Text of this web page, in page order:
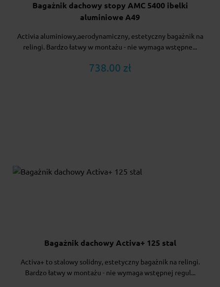
Bagażnik dachowy stopy AMC 5400 ibelki
aluminiowe A49
Activia aluminiowy,aerodynamiczny, estetyczny bagażnik na
relingi. Bardzo łatwy w montażu - nie wymaga wstępne...
738.00 zł
Bagażnik dachowy Activa+ 125 stal
Activa+ to stalowy solidny, estetyczny bagażnik na relingi.
Bardzo łatwy w montażu - nie wymaga wstępnej regul...